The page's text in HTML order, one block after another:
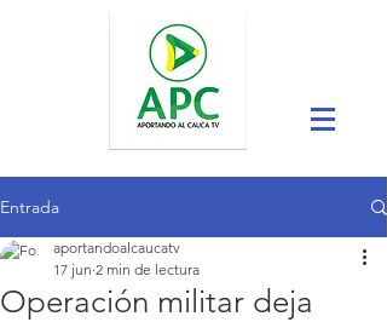
Entrada
Operación militar deja
aportandoalcaucatv
17 jun 2 min de lectura